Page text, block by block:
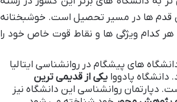
قدم ها در مسیر تحصیل است. خوشبختانه
هر کدام ویژگی ها و نقاط قوت خاص خود را
های پیشگام در روانشناسی ایتالیا
دانشگاه پادووایکی از قدیمی ترین
شده است. دپارتمان روانشناسی این دانشگاه نیز